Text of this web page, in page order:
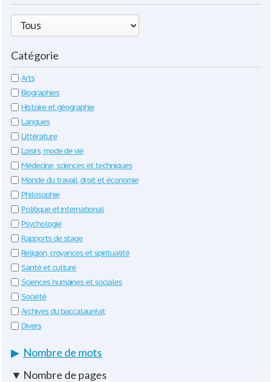
Catégorie
Arts
Biographies
Histoire et géographie
Langues
Littérature
Loisirs, mode de vie
Médecine, sciences et techniques
Monde du travail, droit et économie
Philosophie
Politique et international
Psychologie
Rapports de stage
Religion, croyances et spiritualité
Santé et culture
Sciences humaines et sociales
Société
Archives du baccalauréat
Divers
▶ Nombre de mots
▼ Nombre de pages